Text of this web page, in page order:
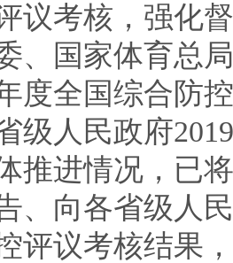
考核，强化督
、国家体育总
度全国综合防
级人民政府
推进情况，已
、向各省级人
评议考核结果